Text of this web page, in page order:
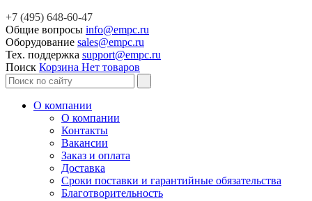
+7 (495) 648-60-47
Общие вопросы info@empc.ru
Оборудование sales@empc.ru
Тех. поддержка support@empc.ru
Поиск Корзина Нет товаров
О компании
О компании
Контакты
Вакансии
Заказ и оплата
Доставка
Сроки поставки и гарантийные обязательства
Благотворительность